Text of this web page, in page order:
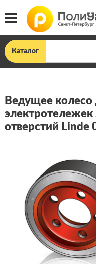
Каталог
Ведущее колесо
отверстий Linde